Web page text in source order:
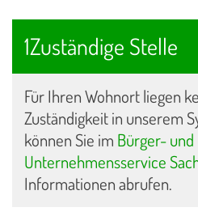
1Zuständige Stelle
Für Ihren Wohnort liegen
Zuständigkeit in unserem
können Sie im Bürger- und
Unternehmensservice
Informationen abrufen.